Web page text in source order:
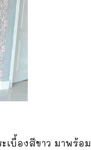
บื้องสีขาว มาพร้อม